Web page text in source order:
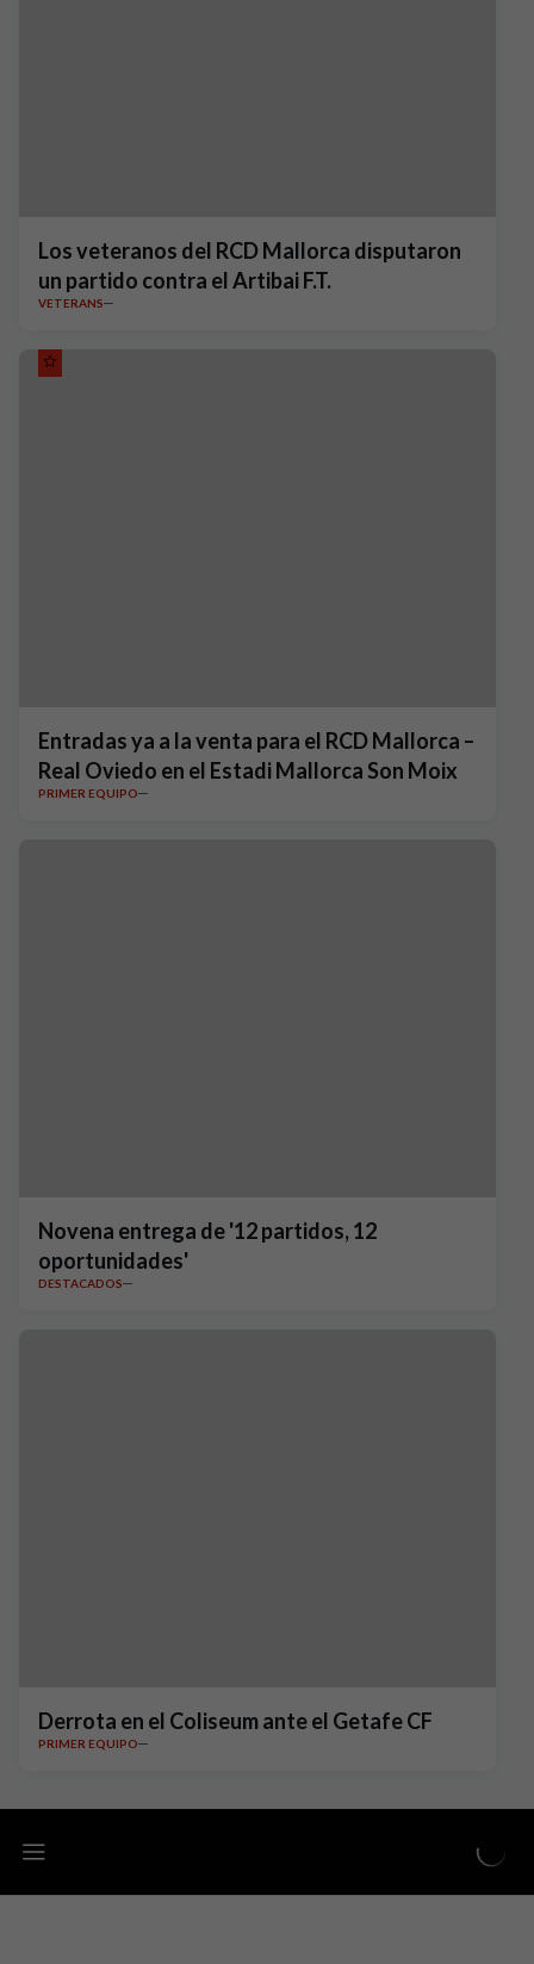
Los veteranos del RCD Mallorca disputaron
un partido contra el Artibai F.T.
VETERANS
Entradas ya a la venta para el RCD Mallorca –
Real Oviedo en el Estadi Mallorca Son Moix
PRIMER EQUIPO
Novena entrega de '12 partidos, 12
oportunidades'
DESTACADOS
Derrota en el Coliseum ante el Getafe CF
PRIMER EQUIPO